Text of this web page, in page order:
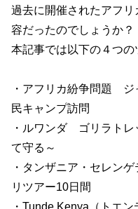
過去に開催されたアフ
容だったのでしょうか？
本記事では以下の４つの
・アフリカ紛争問題 ジ
民キャンプ訪問
・ルワンダ ゴリラト
て守る～
・タンザニア・セレン
リツアー10日間
・Tunde Kenya（トエ